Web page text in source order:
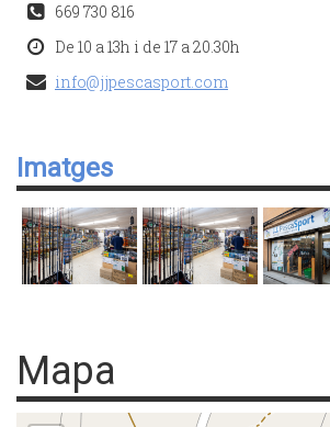
669 730 816
De 10 a 13h i de 17 a 20.30h
info@jjpescasport.com
Imatges
Mapa